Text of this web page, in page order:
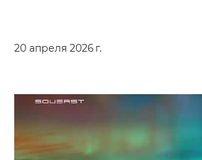
20 апреля 2026 г.